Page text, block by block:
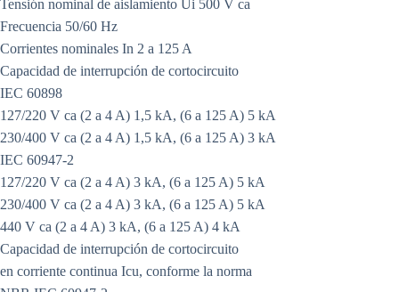
Tensión nominal de aislamiento Ui 500 V ca
Frecuencia 50/60 Hz
Corrientes nominales In 2 a 125 A
Capacidad de interrupción de cortocircuito
IEC 60898
127/220 V ca (2 a 4 A) 1,5 kA, (6 a 125 A) 5 kA
230/400 V ca (2 a 4 A) 1,5 kA, (6 a 125 A) 3 kA
IEC 60947-2
127/220 V ca (2 a 4 A) 3 kA, (6 a 125 A) 5 kA
230/400 V ca (2 a 4 A) 3 kA, (6 a 125 A) 5 kA
440 V ca (2 a 4 A) 3 kA, (6 a 125 A) 4 kA
Capacidad de interrupción de cortocircuito
en corriente continua Icu, conforme la norma